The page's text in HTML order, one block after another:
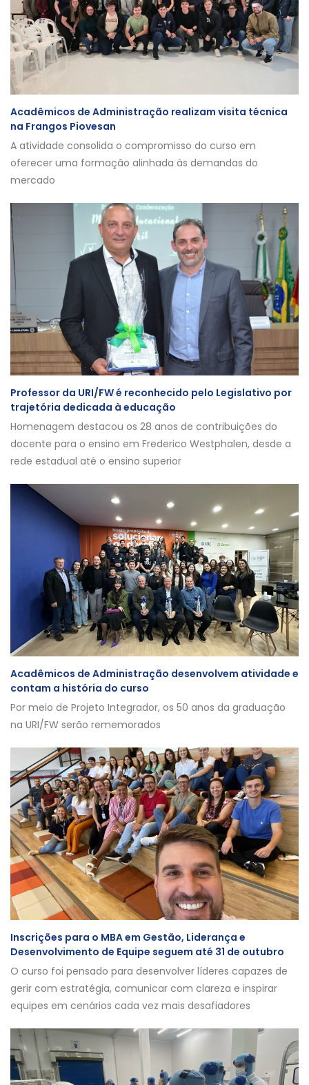
Acadêmicos de Administração realizam visita técnica
na Frangos Piovesan
A atividade consolida o compromisso do curso em
oferecer uma formação alinhada às demandas do
mercado
Professor da URI/FW é reconhecido pelo Legislativo por
trajetória dedicada à educação
Homenagem destacou os 28 anos de contribuições do
docente para o ensino em Frederico Westphalen, desde a
rede estadual até o ensino superior
Acadêmicos de Administração desenvolvem atividade e
contam a história do curso
Por meio de Projeto Integrador, os 50 anos da graduação
na URI/FW serão rememorados
Inscrições para o MBA em Gestão, Liderança e
Desenvolvimento de Equipe seguem até 31 de outubro
O curso foi pensado para desenvolver líderes capazes de
gerir com estratégia, comunicar com clareza e inspirar
equipes em cenários cada vez mais desafiadores